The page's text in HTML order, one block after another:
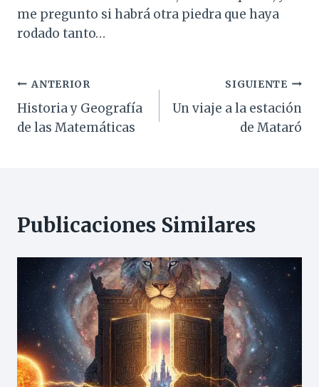
me pregunto si habrá otra piedra que haya
rodado tanto…
Navegación
de
ANTERIOR
Historia y Geografía
de las Matemáticas
SIGUIENTE
Un viaje a la estación
de Mataró
Publicaciones Similares